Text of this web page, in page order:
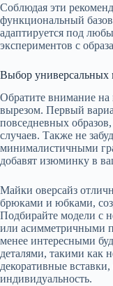
Соблюдая эти
функциональный
адаптируется под
экспериментов с
Выбор универсальных
Обратите внимание
вырезом. Первый
повседневных
случаев. Также не
минималистичными
добавят изюминку в
Майки оверсайз
брюками и юбками,
Подбирайте модели с
или асимметричными
менее интересными
деталями, такими как
декоративные
индивидуальность.